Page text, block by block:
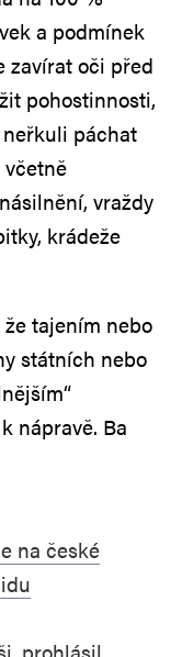
a podmínek
zavírat oči před
pohostinnosti,
páchat
vraždy
krádeže
tajením nebo
státních nebo
nápravě. Ba
na české